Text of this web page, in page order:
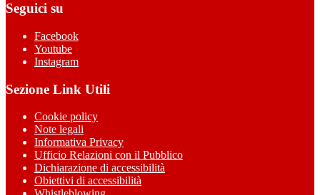
Seguici su
Facebook
Youtube
Instagram
Sezione Link Utili
Cookie policy
Note legali
Informativa Privacy
Ufficio Relazioni con il Pubblico
Dichiarazione di accessibilità
Obiettivi di accessibilità